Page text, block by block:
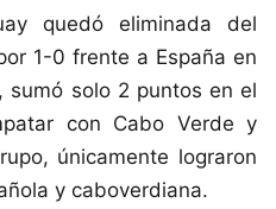
quedó eliminada del
1-0 frente a España en
sumó solo 2 puntos en el
con Cabo Verde y
únicamente lograron
y caboverdiana.